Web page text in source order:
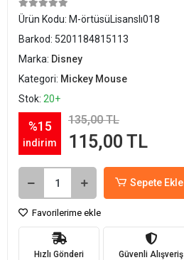
Ürün Kodu: M-örtüsüLisanslı018
Barkod: 5201184815113
Marka: Disney
Kategori: Mickey Mouse
Stok: 20+
%15
indirim
135,00 TL
115,00 TL
Sepete Ekle
Favorilerime ekle
Hızlı Gönderi Güvenli Alışveriş